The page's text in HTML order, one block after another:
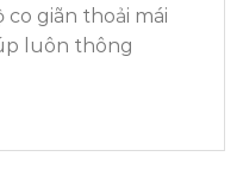
co giãn thoải mái
luôn thông